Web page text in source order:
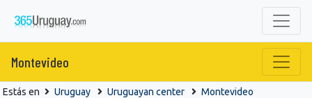
Montevideo
Estás en Uruguay Uruguayan center Montevideo